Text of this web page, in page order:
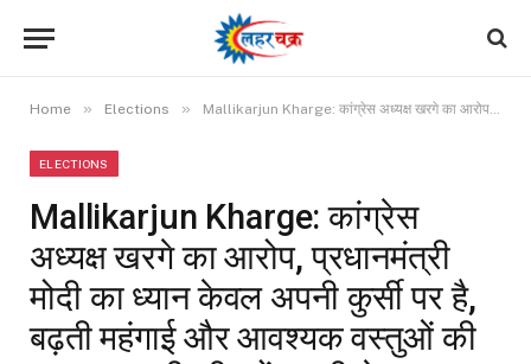
Home » Elections » Mallikarjun Kharge: कांग्रेस अध्यक्ष खरगे का आरोप, प्रधानमंत्री मोदी का ध्यान केवल अपनी कुर्सी पर है, बढ़ती महंगाई और आवश्यक वस्तुओं की आसमान छूती कीमतों पर भी घेरा
ELECTIONS
Mallikarjun Kharge: कांग्रेस
अध्यक्ष खरगे का आरोप, प्रधानमंत्री
मोदी का ध्यान केवल अपनी कुर्सी पर है,
बढ़ती महंगाई और आवश्यक वस्तुओं की